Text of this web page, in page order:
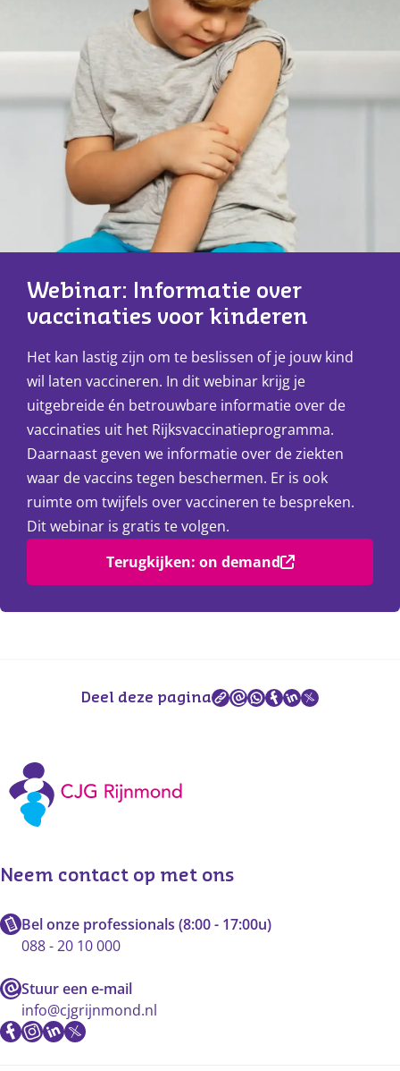
Webinar: Informatie over
vaccinaties voor kinderen
Het kan lastig zijn om te beslissen of je jouw kind
wil laten vaccineren. In dit webinar krijg je
uitgebreide én betrouwbare informatie over de
vaccinaties uit het Rijksvaccinatieprogramma.
Daarnaast geven we informatie over de ziekten
waar de vaccins tegen beschermen. Er is ook
ruimte om twijfels over vaccineren te bespreken.
Dit webinar is gratis te volgen.
Terugkijken: on demand
Deel deze pagina
Vaccinaties CJG Rijnmond
Neem contact op met ons
Bel onze professionals (8:00 - 17:00u)
088 - 20 10 000
Stuur een e-mail
info@cjgrijnmond.nl